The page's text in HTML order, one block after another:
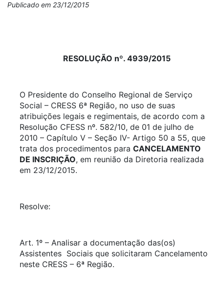
Publicado em 23/12/2015
RESOLUÇÃO nº. 4939/2015
O Presidente do Conselho Regional de Serviço
Social – CRESS 6ª Região, no uso de suas
atribuições legais e regimentais, de acordo com a
Resolução CFESS nº. 582/10, de 01 de julho de
2010 – Capítulo V – Seção IV- Artigo 50 a 55, que
trata dos procedimentos para CANCELAMENTO
DE INSCRIÇÃO, em reunião da Diretoria realizada
em 23/12/2015.
Resolve:
Art. 1º – Analisar a documentação das(os)
Assistentes Sociais que solicitaram Cancelamento
neste CRESS – 6ª Região.